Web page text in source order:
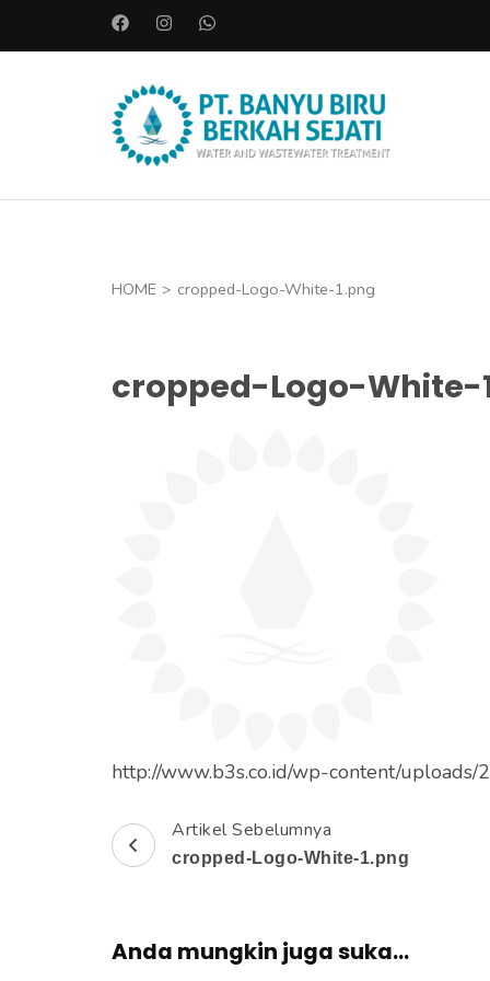
o
k
PT.
HOME > cropped-Logo-White-1.png
cropped-Logo-White-
http://www.b3s.co.id/wp-content/
N
v
Artikel Sebelumnya
cropped-Logo-White-1.png
Anda mungkin juga suka...